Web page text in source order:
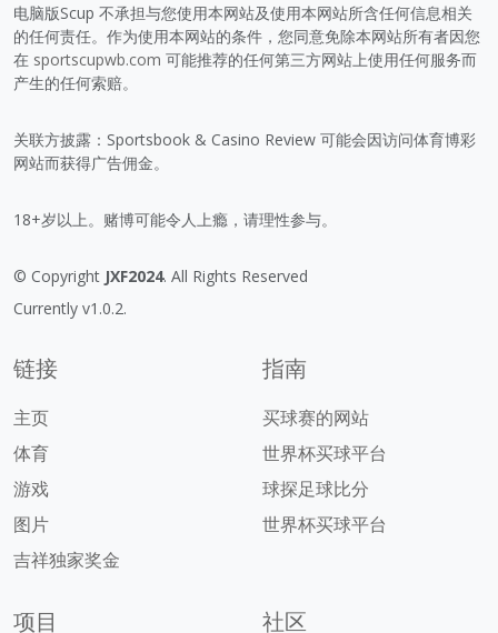
电脑版Scup 不承担与您使用本网站及使用本网站所含任何信息相关
的任何责任。作为使用本网站的条件，您同意免除本网站所有者因您
在 sportscupwb.com 可能推荐的任何第三方网站上使用任何服务而
产生的任何索赔。
关联方披露：Sportsbook & Casino Review 可能会因访问体育博彩
网站而获得广告佣金。
18+岁以上。赌博可能令人上瘾，请理性参与。
© Copyright JXF2024. All Rights Reserved
Currently v1.0.2.
链接
主页
体育
游戏
图片
吉祥独家奖金
指南
买球赛的网站
世界杯买球平台
球探足球比分
世界杯买球平台
项目 社区